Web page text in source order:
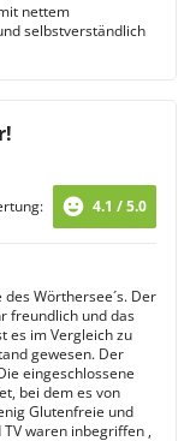
nettem
selbstverständlich
4.1 / 5.0
Wörthersee´s. Der
freundlich und das
es im Vergleich zu
gewesen. Der
eingeschlossene
bei dem es von
Glutenfreie und
waren inbegriffen ,